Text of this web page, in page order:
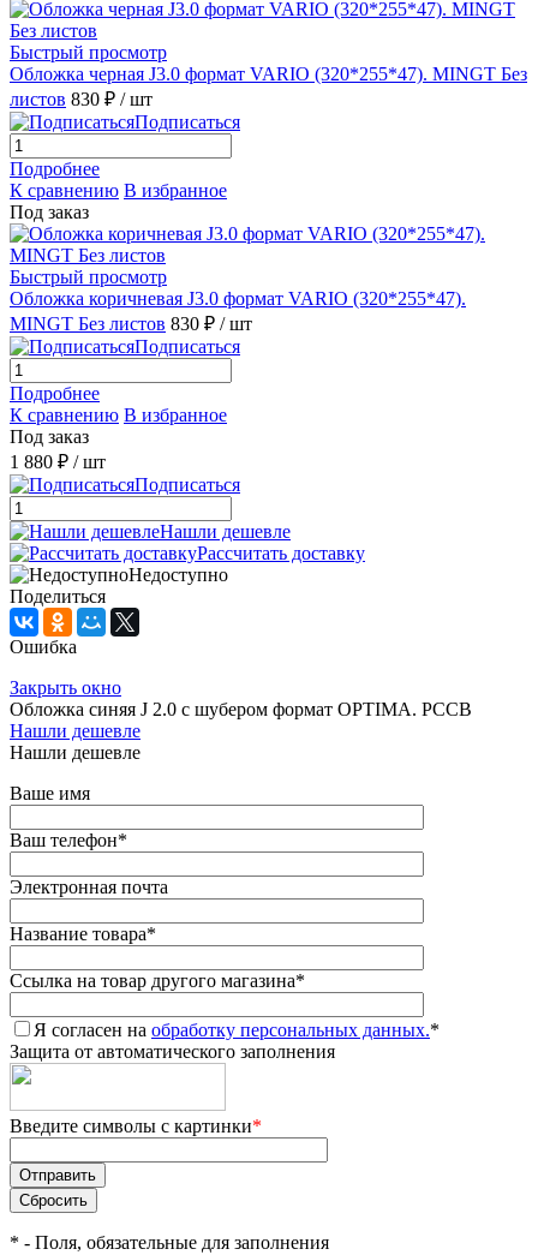
Быстрый просмотр
Обложка черная J3.0 формат VARIO (320*255*47). MINGT Без
листов 830 ₽ / шт
Подписаться
Подробнее
К сравнению В избранное
Под заказ
Быстрый просмотр
Обложка коричневая J3.0 формат VARIO (320*255*47).
MINGT Без листов 830 ₽ / шт
Подписаться
Подробнее
К сравнению В избранное
Под заказ
1 880 ₽ / шт
Подписаться
Нашли дешевле
Рассчитать доставку
Недоступно
Поделиться
Ошибка
Закрыть окно
Обложка синяя J 2.0 с шубером формат OPTIMA. РССВ
Нашли дешевле
Нашли дешевле
Ваше имя
Ваш телефон*
Электронная почта
Название товара*
Ссылка на товар другого магазина*
Я согласен на обработку персональных данных.*
Защита от автоматического заполнения
Введите символы с картинки*
* - Поля, обязательные для заполнения